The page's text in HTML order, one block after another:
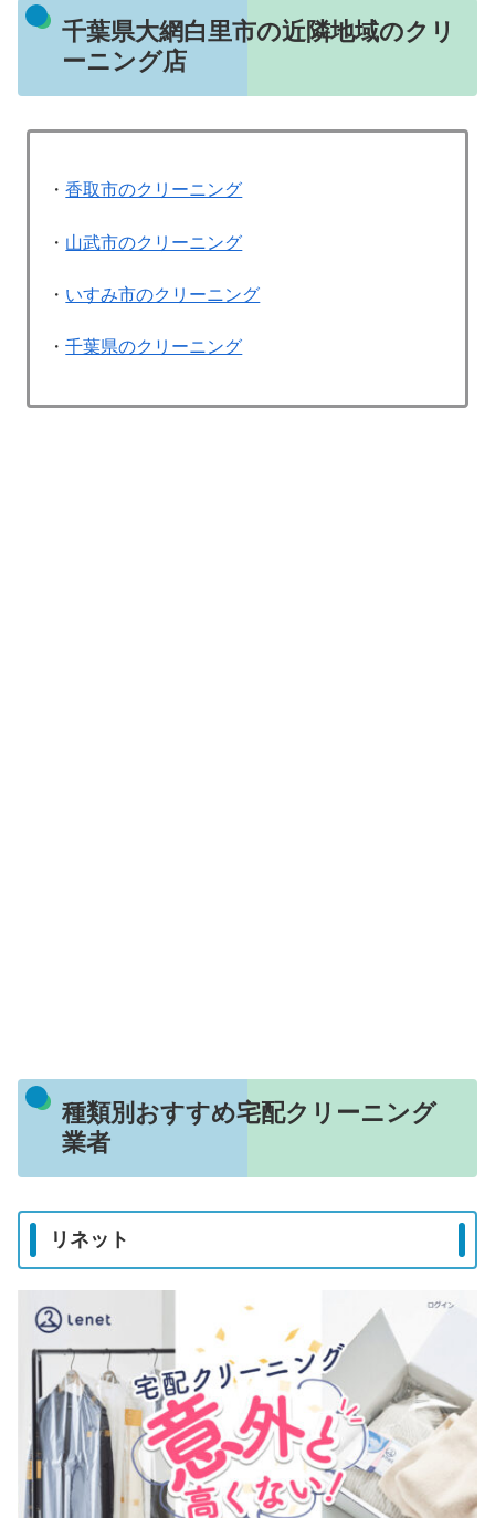
千葉県大網白里市の近隣地域のクリ
ーニング店
・香取市のクリーニング
・ 山武市のクリーニング
・ いすみ市のクリーニング
・千葉県のクリーニング
種類別おすすめ宅配クリーニング
業者
リネット